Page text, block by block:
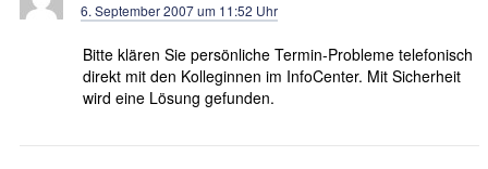
6. September 2007 um 11:52 Uhr
Bitte klären Sie persönliche Termin-Probleme telefonisch
direkt mit den Kolleginnen im InfoCenter. Mit Sicherheit
wird eine Lösung gefunden.